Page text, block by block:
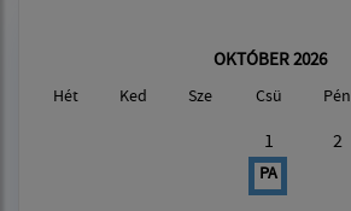
OKTÓBER 2026
Hét Ked Sze Csü Pén
1
PA
2